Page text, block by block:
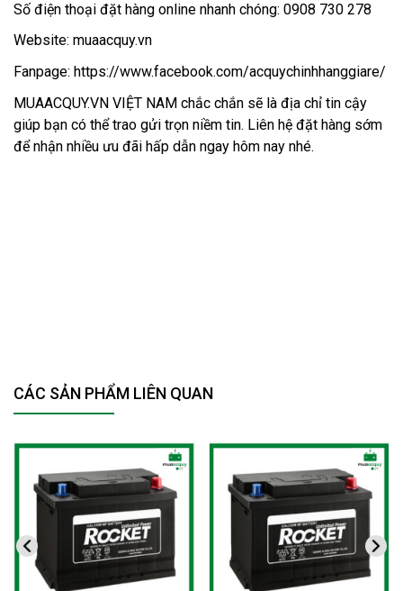
Số điện thoại đặt hàng online nhanh chóng: 0908 730 278
Website: muaacquy.vn
Fanpage: https://www.facebook.com/acquychinhhanggiare/
MUAACQUY.VN VIỆT NAM chắc chắn sẽ là địa chỉ tin cậy
giúp bạn có thể trao gửi trọn niềm tin. Liên hệ đặt hàng sớm
để nhận nhiều ưu đãi hấp dẫn ngay hôm nay nhé.
CÁC SẢN PHẨM LIÊN QUAN